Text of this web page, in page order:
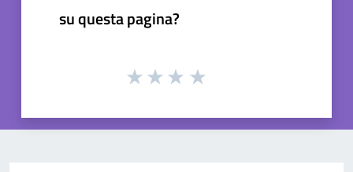
su questa pagina?